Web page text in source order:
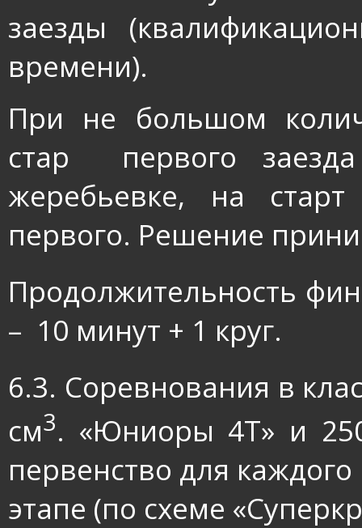
заезды
времени).
При не большом
стар
первого
жеребьевке, на
первого. Решение
Продолжительность
– 10 минут + 1 круг.
6.3. Соревнования в
см3. «Юниоры 4Т» и
первенство для
этапе (по схеме